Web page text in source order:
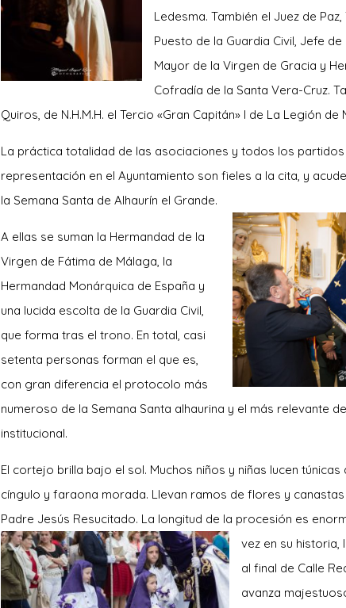
Ledesma. También el Juez de
Puesto de la Guardia Civil, Jefe
Mayor de la Virgen de Gracia y
Cofradía de la Santa Vera-Cruz.
Quiros, de N.H.M.H. el Tercio «Gran Capitán» I de La Legión de
La práctica totalidad de las asociaciones y todos los
representación en el Ayuntamiento son fieles a la cita, y
la Semana Santa de Alhaurín el Grande.
A ellas se suman la Hermandad de la
Virgen de Fátima de Málaga, la
Hermandad Monárquica de España y
una lucida escolta de la Guardia Civil,
que forma tras el trono. En total, casi
setenta personas forman el que es,
con gran diferencia el protocolo más
numeroso de la Semana Santa alhaurina y el más relevante
institucional.
El cortejo brilla bajo el sol. Muchos niños y niñas lucen
cíngulo y faraona morada. Llevan ramos de flores y
Padre Jesús Resucitado. La longitud de la procesión es
vez en su historia,
al final de Calle
avanza